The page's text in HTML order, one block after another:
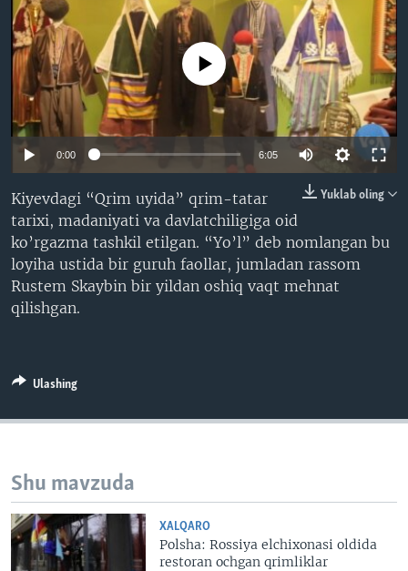
VASHINGTON CHOYXONASI
MOBIL-SALOM!
VIDEO
XABARLAR SURATLARDA
YOUTUBE
INSTAGRAM
ODNOKLASSNIKI
TELEGRAM
EDITORIAL
Learning EnglishNo media source currently available
0:00 6:05
Yuklab oling
Kiyevdagi “Qrim uyida” qrim-tatar
tarixi, madaniyati va davlatchiligiga oid
ko’rgazma tashkil etilgan. “Yo’l” deb nomlangan bu
loyiha ustida bir guruh faollar, jumladan rassom
Rustem Skaybin bir yildan oshiq vaqt mehnat
qilishgan.
Ulashing
Shu mavzuda
XALQARO
Polsha: Rossiya elchixonasi oldida
restoran ochgan qrimliklar